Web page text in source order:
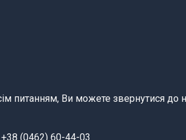
питанням, Ви можете звернутися до
+38 (0462) 60-44-03